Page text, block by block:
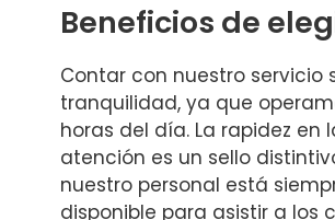
Beneficios de
Contar con nuestro servicio
tranquilidad, ya que
horas del día. La rapidez en
atención es un sello
nuestro personal está
disponible para asistir a los